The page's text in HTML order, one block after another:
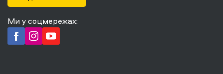
Ми у соцмережах: